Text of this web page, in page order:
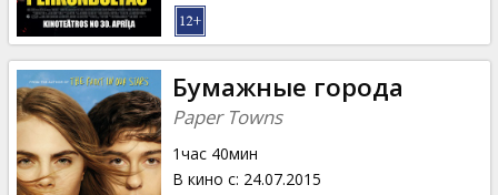
Клуб
Бумажные города
Paper Towns
1час 40мин
В кино с: 24.07.2015